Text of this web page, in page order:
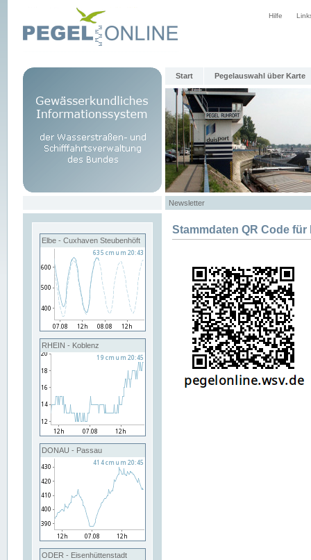
Hilfe
Start Pegelauswahl über Karte
Newsletter
Elbe - Cuxhaven Steubenhöft
RHEIN - Koblenz
DONAU - Passau
ODER - Eisenhüttenstadt
Stammdaten QR Code für